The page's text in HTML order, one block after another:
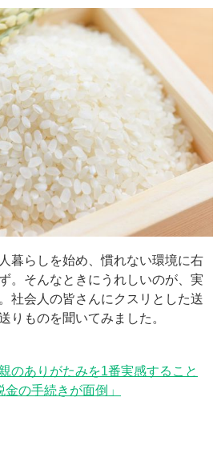
暮らしを始め、慣れない環境に右
。そんなときにうれしいのが、実
社会人の皆さんにクスリとした送
りものを聞いてみました。
のありがたみを1番実感すること
金の手続きが面倒」